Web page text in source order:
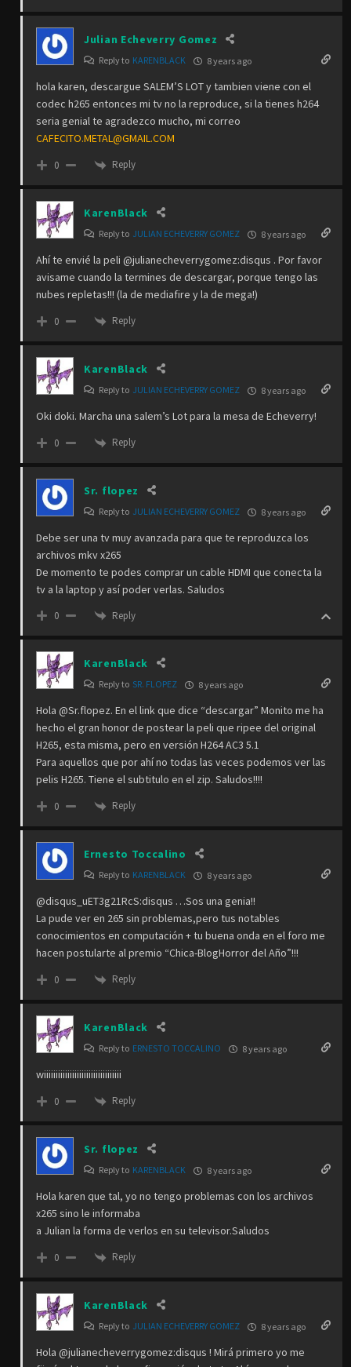
Julian Echeverry Gomez
Reply to KARENBLACK 8 years ago
hola karen, descargue SALEM’S LOT y tambien viene con el
codec h265 entonces mi tv no la reproduce, si la tienes h264
seria genial te agradezco mucho, mi correo
CAFECITO.METAL@GMAIL.COM
0 Reply
KarenBlack
Reply to JULIAN ECHEVERRY GOMEZ 8 years ago
Ahí te envié la peli @julianecheverrygomez:disqus . Por favor
avisame cuando la termines de descargar, porque tengo las
nubes repletas!!! (la de mediafire y la de mega!)
0 Reply
KarenBlack
Reply to JULIAN ECHEVERRY GOMEZ 8 years ago
Oki doki. Marcha una salem’s Lot para la mesa de Echeverry!
0 Reply
Sr. flopez
Reply to JULIAN ECHEVERRY GOMEZ 8 years ago
Debe ser una tv muy avanzada para que te reproduzca los
archivos mkv x265
De momento te podes comprar un cable HDMI que conecta la
tv a la laptop y así poder verlas. Saludos
0 Reply
KarenBlack
Reply to SR. FLOPEZ 8 years ago
Hola @Sr.flopez. En el link que dice “descargar” Monito me ha
hecho el gran honor de postear la peli que ripee del original
H265, esta misma, pero en versión H264 AC3 5.1
Para aquellos que por ahí no todas las veces podemos ver las
pelis H265. Tiene el subtitulo en el zip. Saludos!!!!
0 Reply
Ernesto Toccalino
Reply to KARENBLACK 8 years ago
@disqus_uET3g21RcS:disqus …Sos una genia!!
La pude ver en 265 sin problemas,pero tus notables
conocimientos en computación + tu buena onda en el foro me
hacen postularte al premio “Chica-BlogHorror del Año”!!!
0 Reply
KarenBlack
Reply to ERNESTO TOCCALINO 8 years ago
wiiiiiiiiiiiiiiiiiiiiiiiiiiiiiiiii
0 Reply
Sr. flopez
Reply to KARENBLACK 8 years ago
Hola karen que tal, yo no tengo problemas con los archivos
x265 sino le informaba
a Julian la forma de verlos en su televisor.Saludos
0 Reply
KarenBlack
Reply to JULIAN ECHEVERRY GOMEZ 8 years ago
Hola @julianecheverrygomez:disqus ! Mirá primero yo me